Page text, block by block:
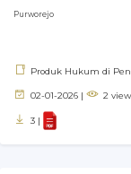
Purworejo
Produk Hukum di
02-01-2026 | 2
3 |